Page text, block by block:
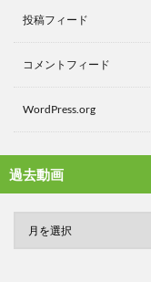
投稿フィード
コメントフィード
WordPress.org
過去動画